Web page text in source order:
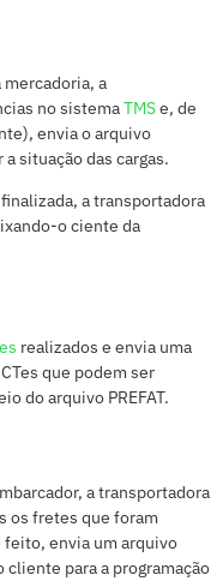
mercadoria, a
no sistemaTMSe, de
envia o arquivo
situação das cargas.
a transportadora
o ciente da
realizados e envia uma
que podem ser
do arquivo PREFAT.
a transportadora
os fretes que foram
envia um arquivo
cliente para a programação